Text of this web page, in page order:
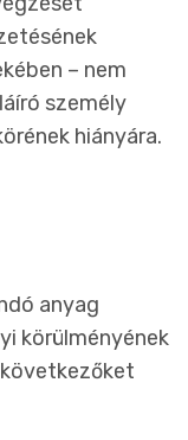
– nem
személy
hiányára.
anyag
körülményének